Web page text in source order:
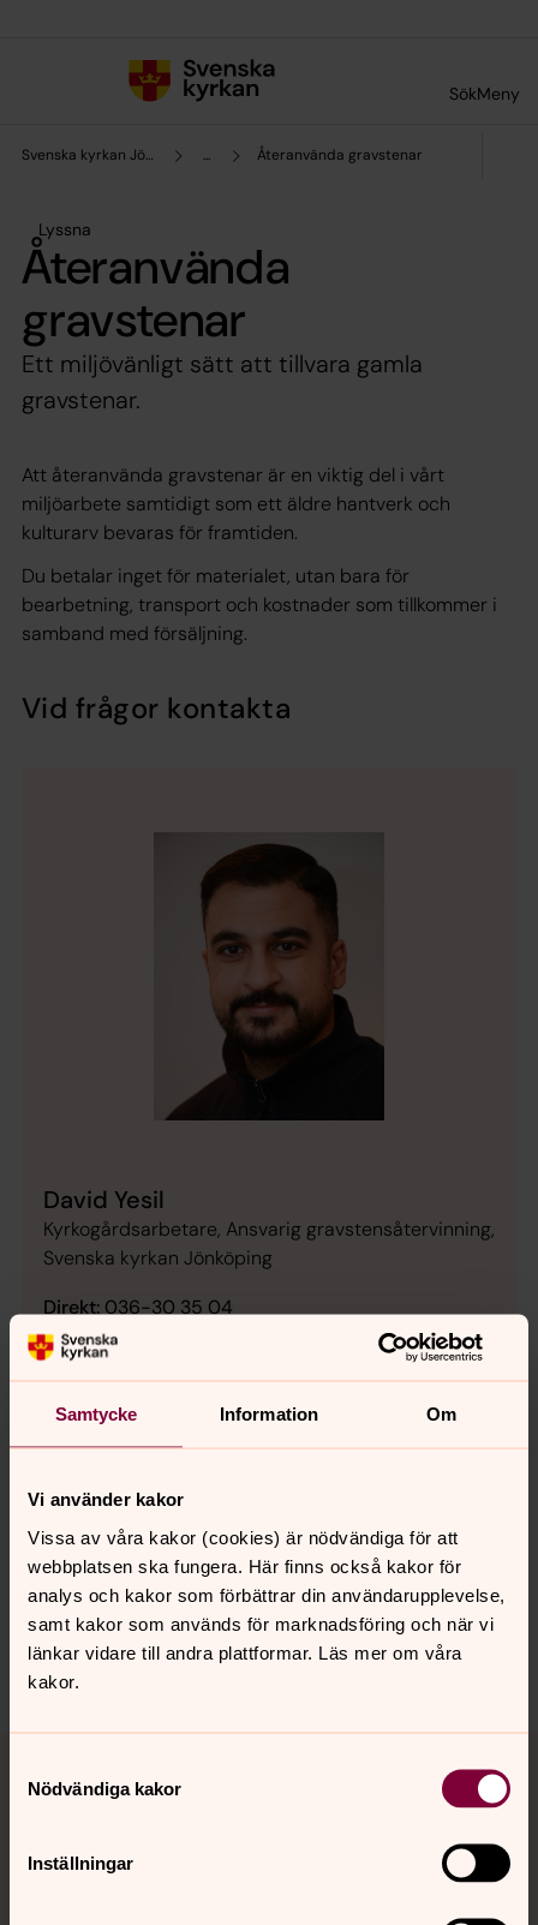
Samtycke Information Om
Vi använder kakor
Vissa av våra kakor (cookies) är nödvändiga för att
webbplatsen ska fungera. Här finns också kakor för
analys och kakor som förbättrar din användarupplevelse,
samt kakor som används för marknadsföring och när vi
länkar vidare till andra plattformar. Läs mer om våra
kakor.
Nödvändiga kakor
Inställningar
SökMeny
Svenska kyrkan Jönköping ... Återanvända gravstenar
Lyssna
Återanvända
gravstenar
Ett miljövänligt sätt att tillvara gamla
gravstenar.
Att återanvända gravstenar är en viktig del i vårt
miljöarbete samtidigt som ett äldre hantverk och
kulturarv bevaras för framtiden.
Du betalar inget för materialet, utan bara för
bearbetning, transport och kostnader som tillkommer i
samband med försäljning.
Vid frågor kontakta
David Yesil
Kyrkogårdsarbetare, Ansvarig gravstensåtervinning,
Svenska kyrkan Jönköping
Direkt: 036-30 35 04
E-post:david.yesil@svenskakyrkan.se
Senast ändrad 27 februari 2020
Synpunkter eller frågor på sidans
innehåll?
jonkoping.info@svenskakyrkan.se
Dela
Kontakt